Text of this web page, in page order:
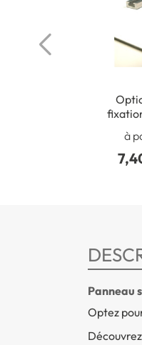
à
Panneau
Optez